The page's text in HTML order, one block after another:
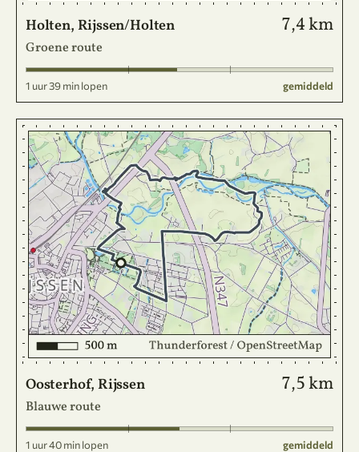
Holten, Rijssen/Holten 7,4 km
Groene route
1 uur 39 min lopen gemiddeld
Oosterhof, Rijssen 7,5 km
Blauwe route
1 uur 40 min lopen gemiddeld